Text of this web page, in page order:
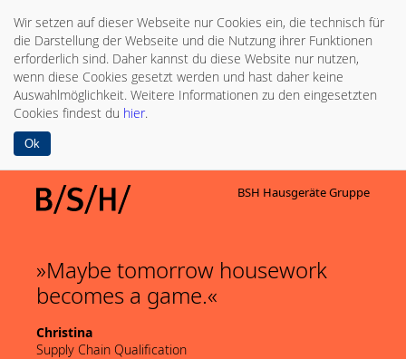
Wir setzen auf dieser Webseite nur Cookies ein, die technisch für
die Darstellung der Webseite und die Nutzung ihrer Funktionen
erforderlich sind. Daher kannst du diese Website nur nutzen,
wenn diese Cookies gesetzt werden und hast daher keine
Auswahlmöglichkeit. Weitere Informationen zu den eingesetzten
Cookies findest du hier.
Ok
BSH Hausgeräte Gruppe
Maybe tomorrow housework
becomes a game.
Christina
Supply Chain Qualification